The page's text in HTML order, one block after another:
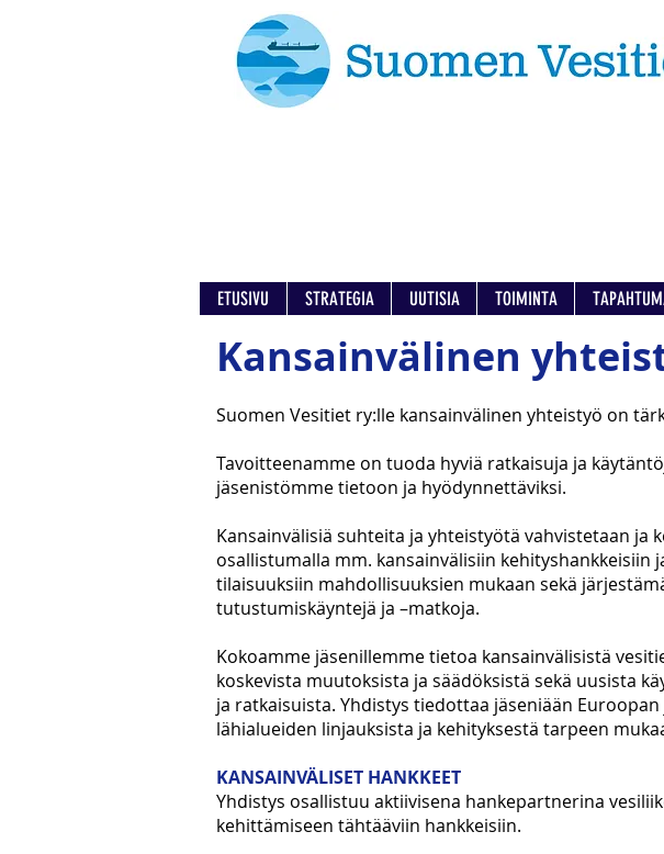
ETUSIVU STRATEGIA UUTISIA TOIMINTA
Kansainvälinen
Suomen Vesitiet ry:lle kansainvälinen yhteistyö on
Tavoitteenamme on tuoda hyviä ratkaisuja ja
jäsenistömme tietoon ja hyödynnettäviksi.
Kansainvälisiä suhteita ja yhteistyötä vahvistetaan ja
osallistumalla mm. kansainvälisiin kehityshankkeisiin
tilaisuuksiin mahdollisuuksien mukaan sekä
tutustumiskäyntejä ja –matkoja.
Kokoamme jäsenillemme tietoa kansainvälisistä
koskevista muutoksista ja säädöksistä sekä uusista
ja ratkaisuista. Yhdistys tiedottaa jäseniään
lähialueiden linjauksista ja kehityksestä tarpeen
KANSAINVÄLISET HANKKEET
Yhdistys osallistuu aktiivisena hankepartnerina
kehittämiseen tähtääviin hankkeisiin.